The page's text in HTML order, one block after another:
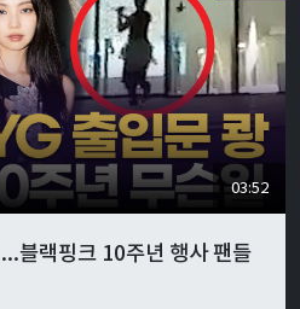
03:52
블랙핑크 10주년 행사 팬들